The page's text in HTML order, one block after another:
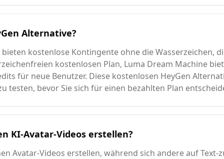
Alternative?
kostenlose Kontingente ohne die Wasserzeichen,
kostenlosen Plan, Luma Dream Machine
für neue Benutzer. Diese kostenlosen HeyGen
testen, bevor Sie sich für einen bezahlten Plan
KI-Avatar-Videos erstellen?
Avatar-Videos erstellen, während sich andere auf Text-